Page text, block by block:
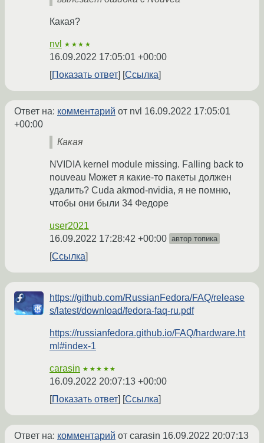
Какая?
nvl ★★★★
16.09.2022 17:05:01 +00:00
Показать ответ
Ссылка
Ответ на: комментарий от nvl 16.09.2022 17:05:01
+00:00
Какая
NVIDIA kernel module missing. Falling back to
nouveau Может я какие-то пакеты должен
удалить? Cuda akmod-nvidia, я не помню,
чтобы они были 34 Федоре
user2021
16.09.2022 17:28:42 +00:00 автор топика
Ссылка
https://github.com/RussianFedora/FAQ/release
s/latest/download/fedora-faq-ru.pdf
https://russianfedora.github.io/FAQ/hardware.ht
ml#index-1
carasin ★★★★★
16.09.2022 20:07:13 +00:00
Показать ответ
Ссылка
Ответ на: комментарий от carasin 16.09.2022 20:07:13